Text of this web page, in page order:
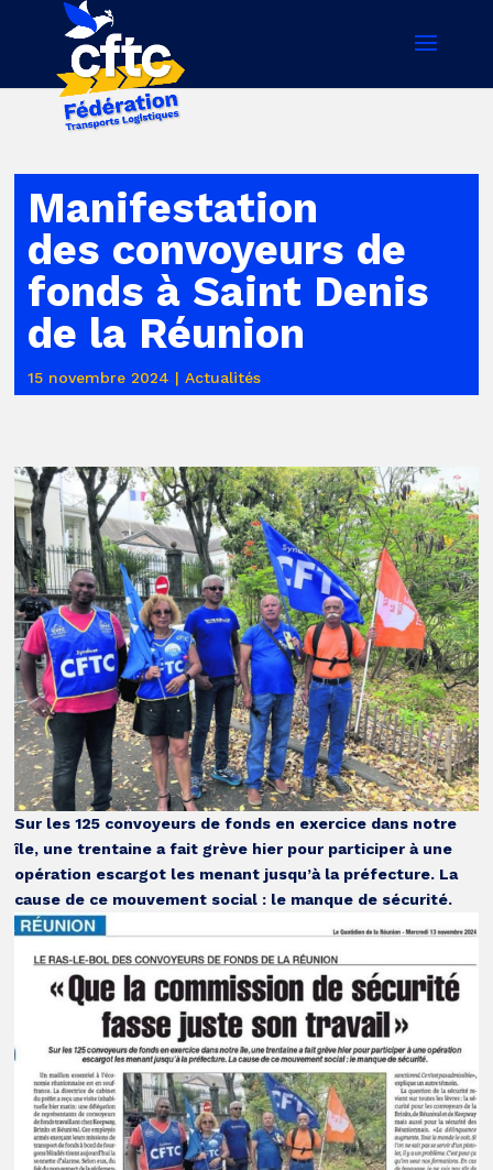
Manifestation
des convoyeurs de
fonds à Saint Denis
de la Réunion
15 novembre 2024 |Actualités
Sur les 125 convoyeurs de fonds en exercice dans notre
île, une trentaine a fait grève hier pour participer à une
opération escargot les menant jusqu’à la préfecture. La
cause de ce mouvement social : le manque de sécurité.